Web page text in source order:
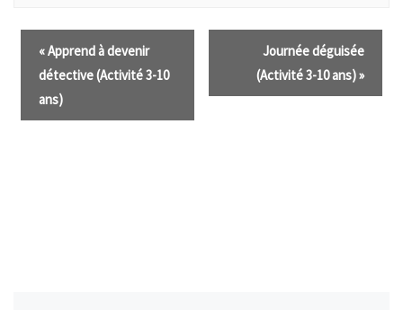
«Apprend à devenir
détective (Activité 3-10
ans)
Journée déguisée
(Activité 3-10 ans)»